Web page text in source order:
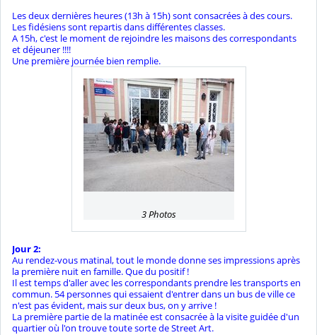
Les deux dernières heures (13h à 15h) sont consacrées à des cours.
Les fidésiens sont repartis dans différentes classes.
A 15h, c'est le moment de rejoindre les maisons des correspondants
et déjeuner !!!!
Une première journée bien remplie.
3 Photos
Jour 2:
Au rendez-vous matinal, tout le monde donne ses impressions après
la première nuit en famille. Que du positif !
Il est temps d'aller avec les correspondants prendre les transports en
commun. 54 personnes qui essaient d'entrer dans un bus de ville ce
n'est pas évident, mais sur deux bus, on y arrive !
La première partie de la matinée est consacrée à la visite guidée d'un
quartier où l'on trouve toute sorte de Street Art.